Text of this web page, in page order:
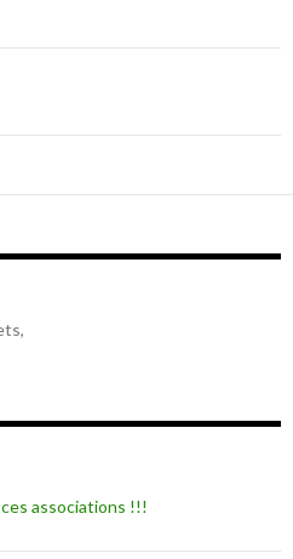
associations !!!